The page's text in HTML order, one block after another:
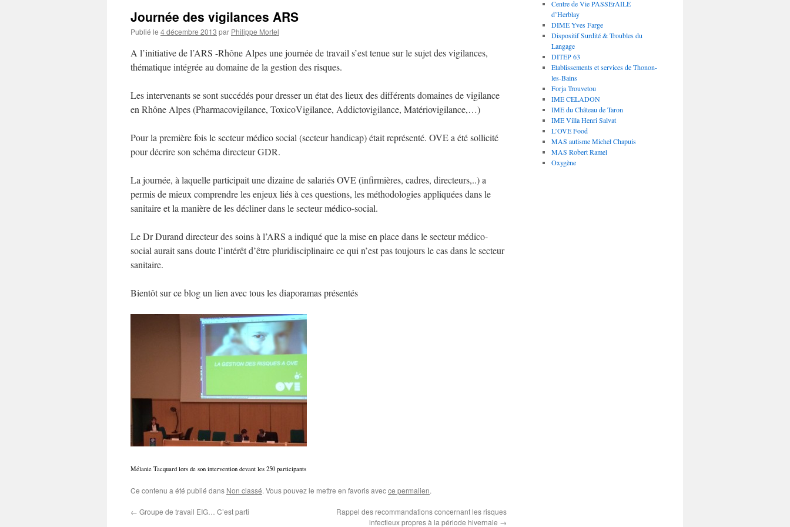
Journée des vigilances ARS
Publié le 4 décembre 2013 par Philippe Mortel
A l’initiative de l’ARS -Rhône Alpes une journée de travail s’est tenue sur le sujet des vigilances,
thématique intégrée au domaine de la gestion des risques.
Les intervenants se sont succédés pour dresser un état des lieux des différents domaines de vigilance
en Rhône Alpes (Pharmacovigilance, ToxicoVigilance, Addictovigilance, Matériovigilance,…)
Pour la première fois le secteur médico social (secteur handicap) était représenté. OVE a été sollicité
pour décrire son schéma directeur GDR.
La journée, à laquelle participait une dizaine de salariés OVE (infirmières, cadres, directeurs,..) a
permis de mieux comprendre les enjeux liés à ces questions, les méthodologies appliquées dans le
sanitaire et la manière de les décliner dans le secteur médico-social.
Le Dr Durand directeur des soins à l’ARS a indiqué que la mise en place dans le secteur médico-
social aurait sans doute l’intérêt d’être pluridisciplinaire ce qui n’est pas toujours le cas dans le secteur
sanitaire.
Bientôt sur ce blog un lien avec tous les diaporamas présentés
Mélanie Tacquard lors de son intervention devant les 250 participants
Ce contenu a été publié dans Non classé. Vous pouvez le mettre en favoris avecce permalien.
← Groupe de travail EIG… C’est parti
Rappel des recommandations concernant les risques
infectieux propres à la période hivernale →
Centre de Vie PASSErAILE
d’Herblay
DIME Yves Farge
Dispositif Surdité & Troubles du
Langage
DITEP 63
Etablissements et services de Thonon-
les-Bains
Forja Trouvetou
IME CELADON
IME du Château de Taron
IME Villa Henri Salvat
L’OVE Food
MAS autisme Michel Chapuis
MAS Robert Ramel
Oxygène